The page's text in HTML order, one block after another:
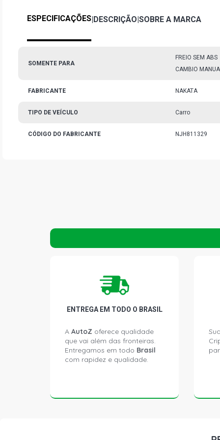
ESPECIFICAÇÕES|DESCRIÇÃO|SOBRE A MARCA
SOMENTE PARA
FREIO SEM ABS
CAMBIO
FABRICANTE NAKATA
TIPO DE VEÍCULO Carro
CÓDIGO DO FABRICANTE NJH811329
ENTREGA EM TODO O BRASIL
A AutoZ oferece qualidade
que vai além das fronteiras.
Entregamos em todo Brasil
com rapidez e qualidade.